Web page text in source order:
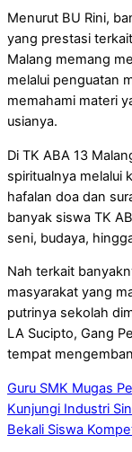
Menurut BU Rini,
yang prestasi
Malang memang
melalui penguatan
memahami materi
usianya.
Di TK ABA 13
spiritualnya melalui
hafalan doa dan
banyak siswa TK
seni, budaya,
Nah terkait
masyarakat yang
putrinya sekolah
LA Sucipto, Gang
tempat
Guru SMK Mugas
Kunjungi Industri
Bekali Siswa